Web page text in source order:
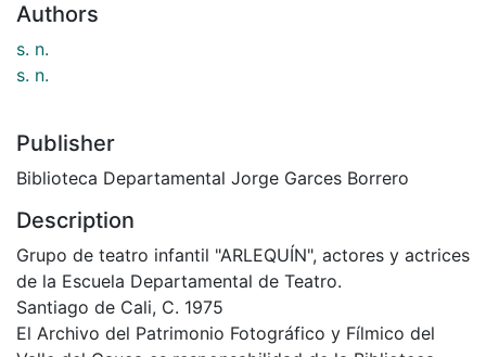
Authors
s. n.
s. n.
Publisher
Biblioteca Departamental Jorge Garces Borrero
Description
Grupo de teatro infantil "ARLEQUÍN", actores y actrices
de la Escuela Departamental de Teatro.
Santiago de Cali, C. 1975
El Archivo del Patrimonio Fotográfico y Fílmico del